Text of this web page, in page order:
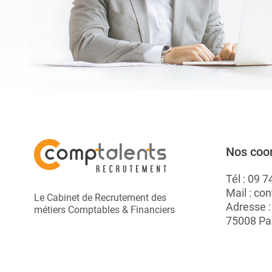
Le Cabinet de Recrutement des
métiers Comptables & Financiers
Nos
Tél : 09
Mail :
Adresse
75008